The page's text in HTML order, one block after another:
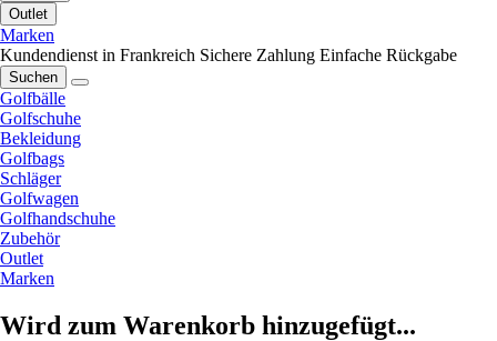
Outlet
Marken
Kundendienst in Frankreich Sichere Zahlung Einfache Rückgabe
Suchen
Golfbälle
Golfschuhe
Bekleidung
Golfbags
Schläger
Golfwagen
Golfhandschuhe
Zubehör
Outlet
Marken
Wird zum Warenkorb hinzugefügt...